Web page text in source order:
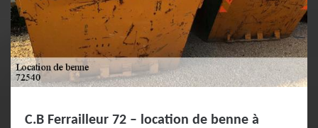
C.B Ferrailleur 72 – location de benne à